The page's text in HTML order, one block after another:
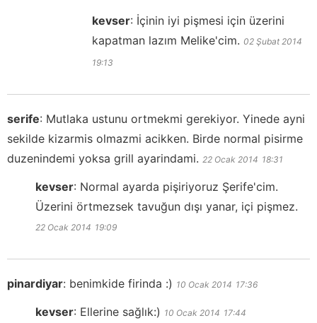
kevser: İçinin iyi pişmesi için üzerini
kapatman lazım Melike'cim. 02 Şubat 2014
19:13
serife: Mutlaka ustunu ortmekmi gerekiyor. Yinede ayni
sekilde kizarmis olmazmi acikken. Birde normal pisirme
duzenindemi yoksa grill ayarindami. 22 Ocak 2014 18:31
kevser: Normal ayarda pişiriyoruz Şerife'cim.
Üzerini örtmezsek tavuğun dışı yanar, içi pişmez.
22 Ocak 2014 19:09
pinardiyar: benimkide firinda :) 10 Ocak 2014 17:36
kevser: Ellerine sağlık:) 10 Ocak 2014 17:44